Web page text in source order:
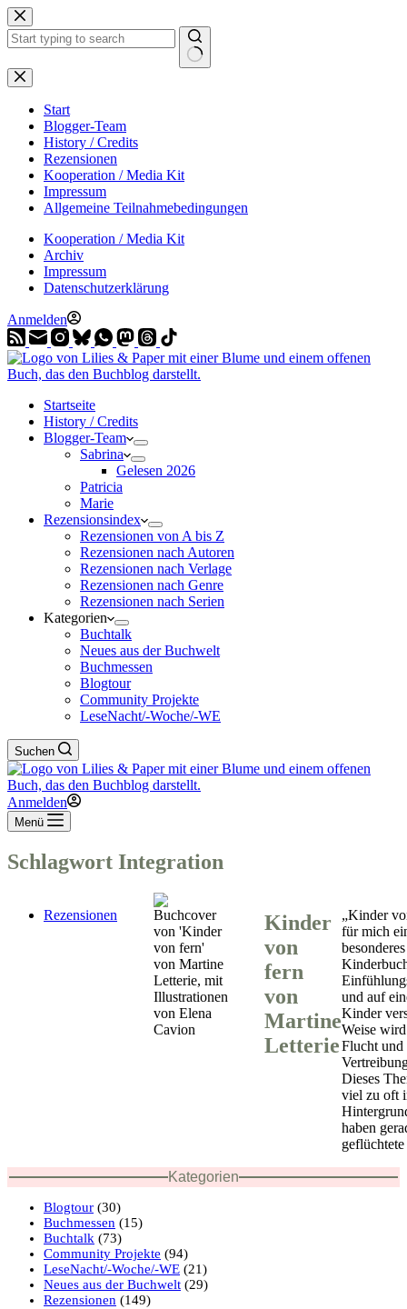
Zum
Inhalt
springen
Start
Blogger-Team
History / Credits
Rezensionen
Kooperation / Media Kit
Impressum
Allgemeine Teilnahmebedingungen
Kooperation / Media Kit
Archiv
Impressum
Datenschutzerklärung
Anmelden
Startseite
History / Credits
Blogger-Team
Sabrina
Gelesen 2026
Patricia
Marie
Rezensionsindex
Rezensionen von A bis Z
Rezensionen nach Autoren
Rezensionen nach Verlage
Rezensionen nach Genre
Rezensionen nach Serien
Kategorien
Buchtalk
Neues aus der Buchwelt
Buchmessen
Blogtour
Community Projekte
LeseNacht/-Woche/-WE
Suchen
Anmelden
Menü
Schlagwort Integration
Rezensionen
Kinder
von
fern
von
Martine
Letterie
„Kinder
für mich
besonderes
und auf
Kinder
Weise
Flucht und
Dieses
viel zu oft
haben
Kategorien
Blogtour (30)
Buchmessen (15)
Buchtalk (73)
Community Projekte (94)
LeseNacht/-Woche/-WE (21)
Neues aus der Buchwelt (29)
Rezensionen (149)